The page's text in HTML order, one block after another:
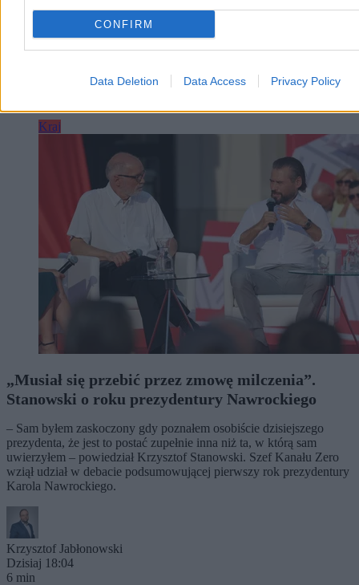
CONFIRM
Data Deletion Data Access Privacy Policy
Kraj
„Musiał się przebić przez zmowę milczenia”.
Stanowski o roku prezydentury Nawrockiego
– Sam byłem zaskoczony gdy poznałem osobiście dzisiejszego
prezydenta, że jest to postać zupełnie inna niż ta, w którą sam
uwierzyłem – powiedział Krzysztof Stanowski. Szef Kanału Zero
wziął udział w debacie podsumowującej pierwszy rok prezydentury
Karola Nawrockiego.
Krzysztof Jabłonowski
Dzisiaj 18:04
6 min